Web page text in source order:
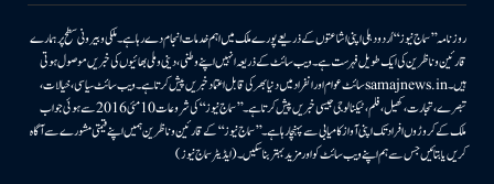
روزنامہ ’’سماج نیوز‘‘ اُردو دہلی اپنی اشاعتوں کے ذریعے پورے ملک میں اہم خدمات انجام دے رہا ہے۔ ملکی وبیرونی سطح پر ہمارے
قارئین وناظرین کی ایک طویل فہرست ہے۔ ویب سائٹ کے ذریعہ انہیں اپنے وطنی، دینی وملی بھائیوں کی خبریں موصول ہوتی
ہیں۔samajnews.inسائٹ عوام اور انفراد میں دنیا بھر کی قابل اعتماد خبریں پیش کرتا ہے۔ ویب سائٹ سیاسی، خیالات،
تبصرے، تجارت، کھیل، فلم، ٹیکنالوجی جیسی خبریں پیش کرتا ہے۔ ’’سماج نیوز‘‘ کی شروعات 10مئی 2016 سے ہوئی جو اب
ملک کے کروڑوں افراد تک اپنی آواز کامیابی سے پہنچا رہا ہے۔ ’’سماج نیوز‘‘ کے قارئین وناظرین ہمیں اپنے قیمتی مشورے سے آگاہ
کریں یا بتائیں جس سے ہم اپنے ویب سائٹ کو اور مزید بہتر بناسکیں۔ (ایڈیٹر سماج نیوز)